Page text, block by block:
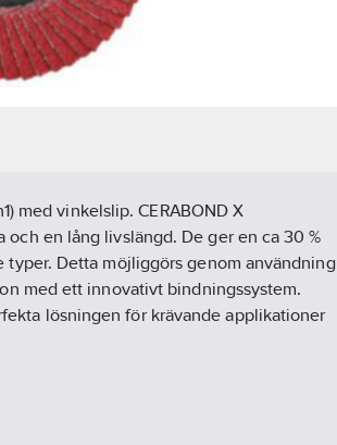
med vinkelslip. CERABOND X
en lång livslängd. De ger en ca 30 %
Detta möjliggörs genom användning
med ett innovativt bindningssystem.
lösningen för krävande applikationer